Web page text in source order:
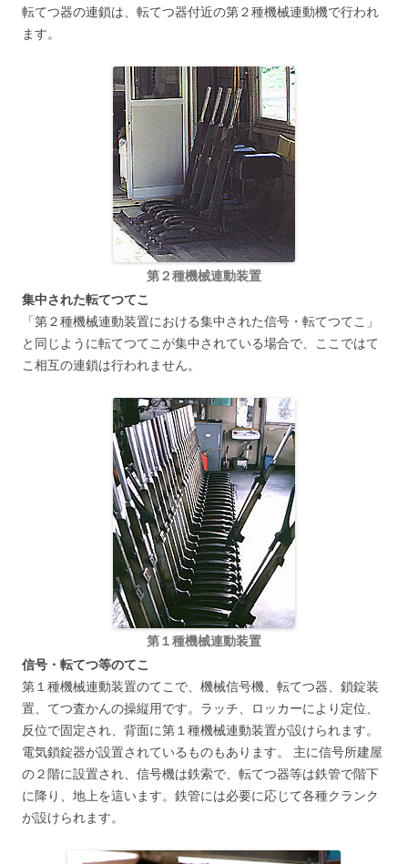
転てつ器の連鎖は、転てつ器付近の第２種機械連動機で行われ
ます。
第２種機械連動装置
集中された転てつてこ
「第２種機械連動装置における集中された信号・転てつてこ」
と同じように転てつてこが集中されている場合で、ここではて
こ相互の連鎖は行われません。
第１種機械連動装置
信号・転てつ等のてこ
第１種機械連動装置のてこで、機械信号機、転てつ器、鎖錠装
置、てつ査かんの操縦用です。ラッチ、ロッカーにより定位、
反位で固定され、背面に第１種機械連動装置が設けられます。
電気鎖錠器が設置されているものもあります。 主に信号所建屋
の２階に設置され、信号機は鉄索で、転てつ器等は鉄管で階下
に降り、地上を這います。鉄管には必要に応じて各種クランク
が設けられます。